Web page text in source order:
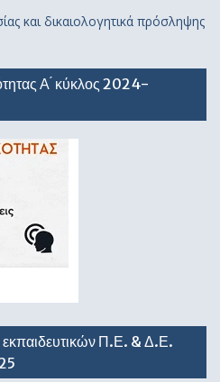
και δικαιολογητικά πρόσληψης
Α ́ κύκλος 2024-
Π.Ε. & Δ.Ε.